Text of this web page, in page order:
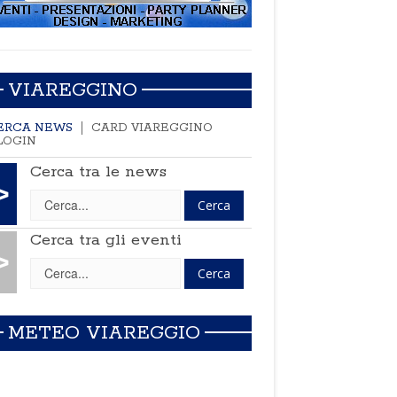
VIAREGGINO
NEWS
CARD VIAREGGINO
Cerca tra le news
Cerca tra gli eventi
METEO VIAREGGIO